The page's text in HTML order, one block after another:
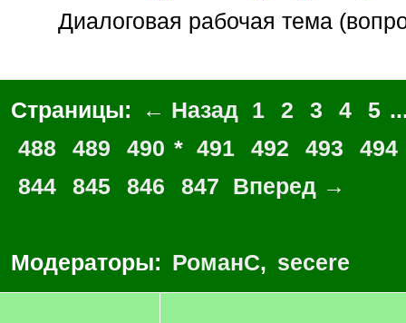
Диалоговая рабочая тема
Страницы: ← Назад 1 2 3 4 5
488
489 490 * 491 492 493 494
844
845 846 847 Вперед →
Модераторы: РоманС, secere